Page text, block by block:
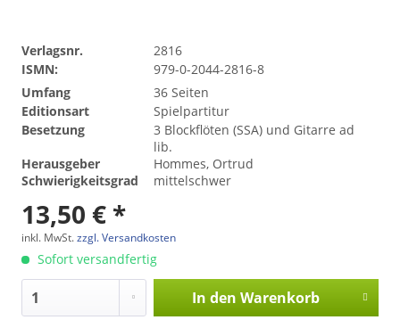
Verlagsnr.
2816
ISMN:
979-0-2044-2816-8
Umfang
36 Seiten
Editionsart
Spielpartitur
Besetzung
3 Blockflöten (SSA) und Gitarre ad
lib.
Herausgeber
Hommes, Ortrud
Schwierigkeitsgrad
mittelschwer
13,50 € *
inkl. MwSt.zzgl. Versandkosten
Sofort versandfertig
In den Warenkorb